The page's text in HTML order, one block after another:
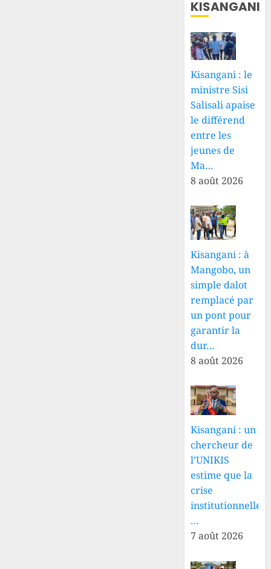
KISANGANI
Kisangani : le
ministre Sisi
Salisali apaise
le différend
entre les
jeunes de
Ma…
8 août 2026
Kisangani : à
Mangobo, un
simple dalot
remplacé par
un pont pour
garantir la
dur…
8 août 2026
Kisangani : un
chercheur de
l’UNIKIS
estime que la
crise
institutionnelle
…
7 août 2026